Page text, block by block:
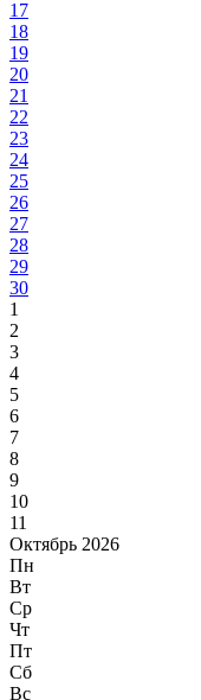
17
18
19
20
21
22
23
24
25
26
27
28
29
30
1
2
3
4
5
6
7
8
9
10
11
Октябрь 2026
Пн
Вт
Ср
Чт
Пт
Сб
Вс